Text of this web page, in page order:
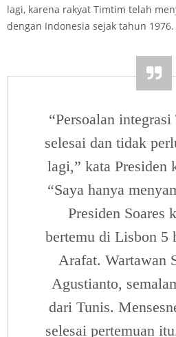
lagi, karena rakyat Timtim telah
dengan Indonesia sejak tahun 1976.
“Persoalan
selesai dan tidak
lagi,” kata Presiden
“Saya hanya
Presiden Soares
bertemu di Lisbon 5
Arafat. Wartawan
Agustianto,
dari Tunis.
selesai pertemuan